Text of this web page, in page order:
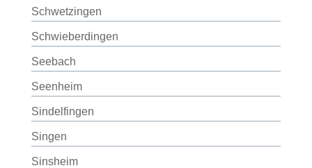
Schwetzingen
Schwieberdingen
Seebach
Seenheim
Sindelfingen
Singen
Sinsheim